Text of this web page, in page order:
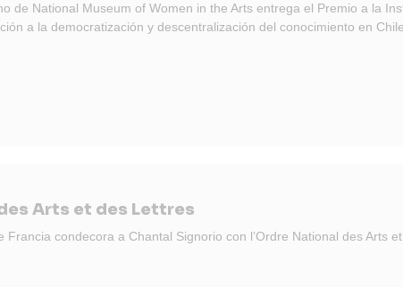
de National Museum of Women in the Arts entrega el Premio a la
a la democratización y descentralización del conocimiento en Chile.
Arts et des Lettres
Francia condecora a Chantal Signorio con l’Ordre National des Arts